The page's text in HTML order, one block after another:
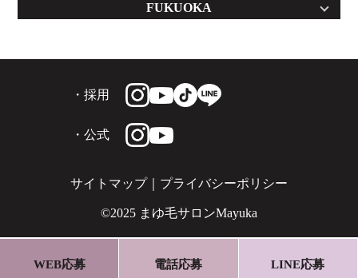
WEB応募 電話応募 LINE応募
FUKUOKA
・採用
・公式
サイトマップ｜ プライバシーポリシー
©2025 まゆ毛サロンMayuka